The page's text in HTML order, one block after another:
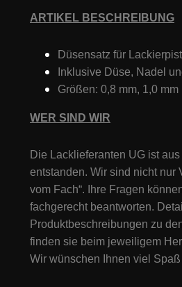
ARTIKEL BESCHREIBUNG
Düsensatz für
Inklusive Düse, Nadel
Größen: 0,8 mm, 1,0 mm
WER SIND WIR
Die Lacklieferanten UG ist
entstanden. Wir sind nicht nur
vom Fach“. Ihre Fragen
fachgerecht beantworten.
Produktbeschreibungen zu
finden sie beim jeweiligem
Wir wünschen Ihnen viel